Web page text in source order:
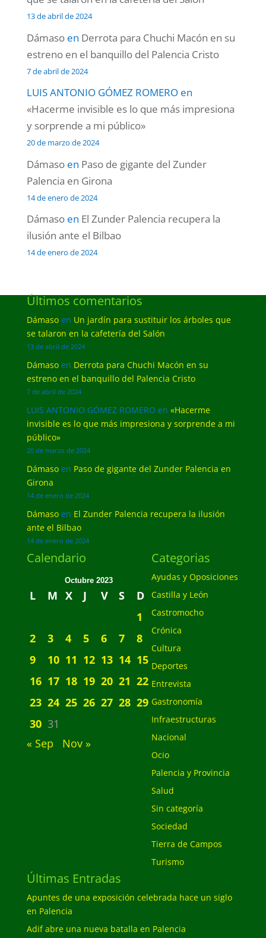
13 de abril de 2024
Dámasoen Derrota para Chuchi Macón en su
estreno en el banquillo del Palencia Cristo
7 de abril de 2024
LUIS ANTONIO GÓMEZ ROMEROen
«Hacerme invisible es lo que más impresiona
y sorprende a mi público»
20 de marzo de 2024
Dámasoen Paso de gigante del Zunder
Palencia en Girona
14 de enero de 2024
Dámasoen El Zunder Palencia recupera la
ilusión ante el Bilbao
14 de enero de 2024
Últimos comentarios
Dámasoen Un jardín para sustituir los árboles que
se talaron en la cafetería del Salón
13 de abril de 2024
Dámasoen Derrota para Chuchi Macón en su
estreno en el banquillo del Palencia Cristo
7 de abril de 2024
LUIS ANTONIO GÓMEZ ROMERO en «Hacerme
invisible es lo que más impresiona y sorprende a mi
público»
20 de marzo de 2024
Dámasoen Paso de gigante del Zunder Palencia en
Girona
14 de enero de 2024
Dámasoen El Zunder Palencia recupera la ilusión
ante el Bilbao
14 de enero de 2024
Calendario
Octubre 2023
L M X J V S
D
1
2
3 4 5 6 7
8
9
10 11 12 13 14 15
16 17 18 19 20 21 22
23 24 25 26 27 28 29
30 31
« Sep
Nov »
Categorias
Ayudas y Oposiciones
Castilla y León
Castromocho
Crónica
Cultura
Deportes
Entrevista
Gastronomía
Infraestructuras
Nacional
Ocio
Palencia y Provincia
Salud
Sin categoría
Sociedad
Tierra de Campos
Turismo
Últimas Entradas
Apuntes de una exposición celebrada hace un siglo
en Palencia
Adif abre una nueva batalla en Palencia